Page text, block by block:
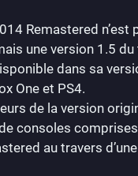
Remastered n’est
une version 1.5
dans sa
One et PS4.
de la version
consoles
au travers